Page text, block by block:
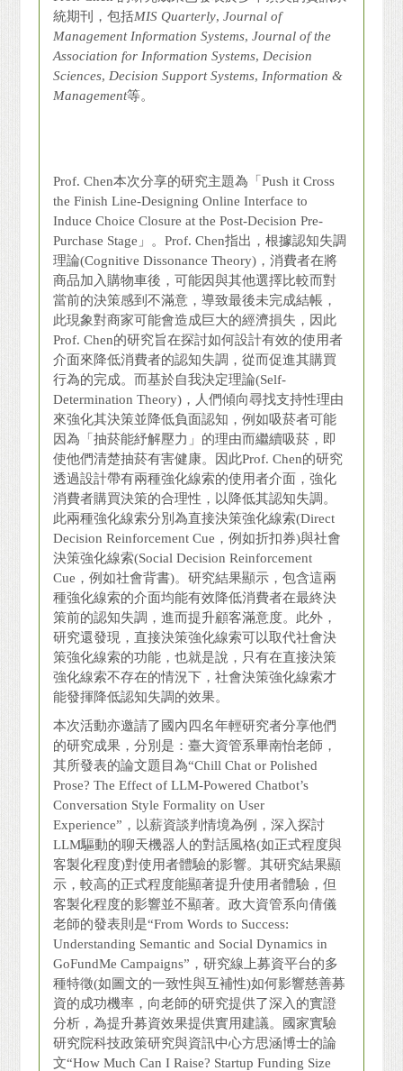
統期刊，包括MIS Quarterly,Journal of
Management Information Systems,Journal of the
Association for Information Systems, Decision
Sciences, Decision Support Systems, Information &
Management等。
Prof. Chen本次分享的研究主題為「Push it Cross
the Finish Line-Designing Online Interface to
Induce Choice Closure at the Post-Decision Pre-
Purchase Stage」。Prof. Chen指出，根據認知失調
理論(Cognitive Dissonance Theory)，消費者在將
商品加入購物車後，可能因與其他選擇比較而對
當前的決策感到不滿意，導致最後未完成結帳，
此現象對商家可能會造成巨大的經濟損失，因此
Prof. Chen的研究旨在探討如何設計有效的使用者
介面來降低消費者的認知失調，從而促進其購買
行為的完成。而基於自我決定理論(Self-
Determination Theory)，人們傾向尋找支持性理由
來強化其決策並降低負面認知，例如吸菸者可能
因為「抽菸能紓解壓力」的理由而繼續吸菸，即
使他們清楚抽菸有害健康。因此Prof. Chen的研究
透過設計帶有兩種強化線索的使用者介面，強化
消費者購買決策的合理性，以降低其認知失調。
此兩種強化線索分別為直接決策強化線索(Direct
Decision Reinforcement Cue，例如折扣券)與社會
決策強化線索(Social Decision Reinforcement
Cue，例如社會背書)。研究結果顯示，包含這兩
種強化線索的介面均能有效降低消費者在最終決
策前的認知失調，進而提升顧客滿意度。此外，
研究還發現，直接決策強化線索可以取代社會決
策強化線索的功能，也就是說，只有在直接決策
強化線索不存在的情況下，社會決策強化線索才
能發揮降低認知失調的效果。
本次活動亦邀請了國內四名年輕研究者分享他們
的研究成果，分別是：臺大資管系畢南怡老師，
其所發表的論文題目為“Chill Chat or Polished
Prose? The Effect of LLM-Powered Chatbot’s
Conversation Style Formality on User
Experience”，以薪資談判情境為例，深入探討
LLM驅動的聊天機器人的對話風格(如正式程度與
客製化程度)對使用者體驗的影響。其研究結果顯
示，較高的正式程度能顯著提升使用者體驗，但
客製化程度的影響並不顯著。政大資管系向倩儀
老師的發表則是“From Words to Success:
Understanding Semantic and Social Dynamics in
GoFundMe Campaigns”，研究線上募資平台的多
種特徵(如圖文的一致性與互補性)如何影響慈善募
資的成功機率，向老師的研究提供了深入的實證
分析，為提升募資效果提供實用建議。國家實驗
研究院科技政策研究與資訊中心方思涵博士的論
文“How Much Can I Raise? Startup Funding Size